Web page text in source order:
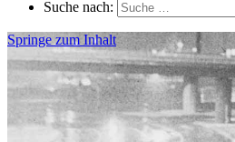
Suche nach:
Springe zum Inhalt